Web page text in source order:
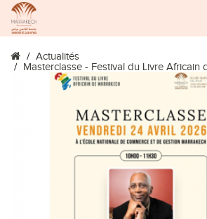
Actualités
Masterclasse - Festival du Livre Africain